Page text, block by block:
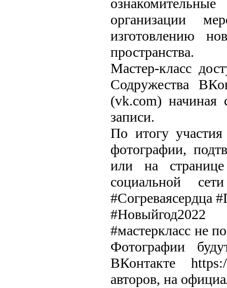
организации
изготовлению
пространства.
Мастер-класс
Содружества
(vk.com) начиная
записи.
По итогу
фотографии,
или на странице
социальной
#Согреваясердца
#мастеркласс не
Фотографии
ВКонтакте
авторов, на